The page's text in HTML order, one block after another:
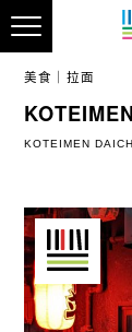
美食 拉面
KOTEIMEN